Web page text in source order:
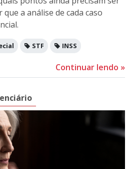
a análise de cada caso
STF INSS
Continuar lendo »